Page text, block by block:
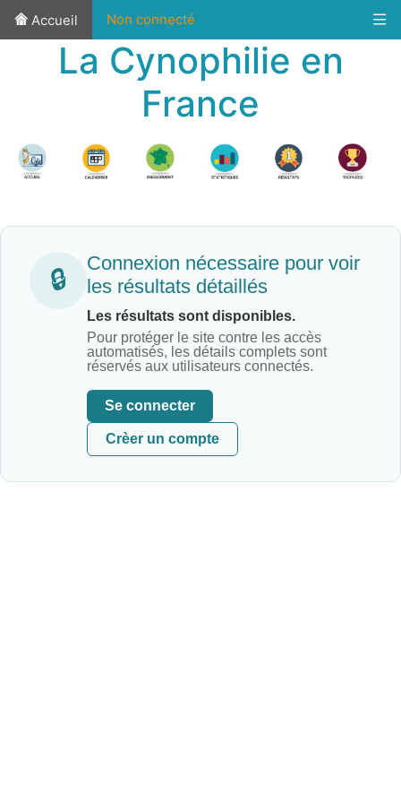
Accueil Non connecté
La Cynophilie en
France
🔒
Connexion nécessaire pour voir
les résultats détaillés
Les résultats sont disponibles.
Pour protéger le site contre les accès
automatisés, les détails complets sont
réservés aux utilisateurs connectés.
Se connecter
Crèer un compte